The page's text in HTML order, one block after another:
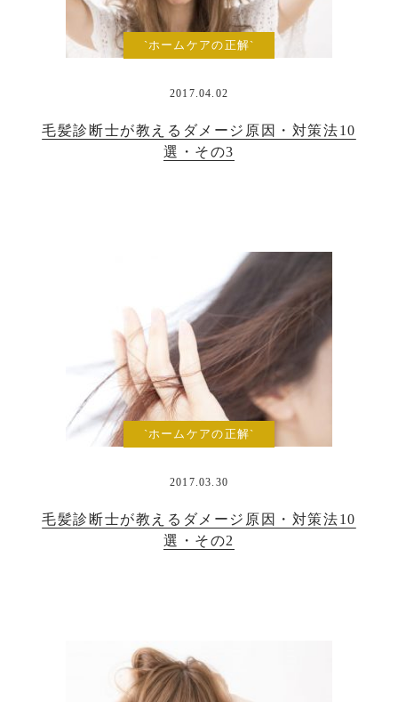
`ホームケアの正解`
2017.04.02
毛髪診断士が教えるダメージ原因・対策法10
選・その3
`ホームケアの正解`
2017.03.30
毛髪診断士が教えるダメージ原因・対策法10
選・その2